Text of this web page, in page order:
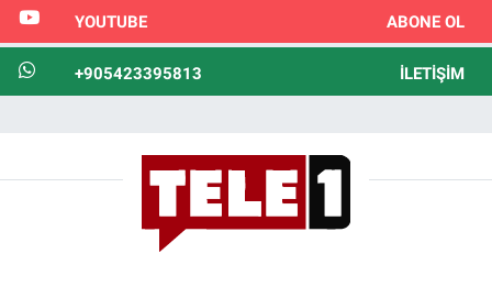
YOUTUBE ABONE OL
+905423395813 İLETIŞIM